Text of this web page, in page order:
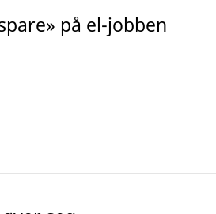
på el-jobben